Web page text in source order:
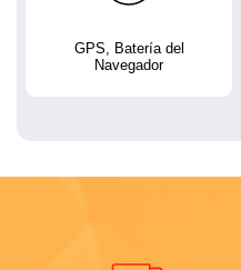
GPS, Batería del
Navegador